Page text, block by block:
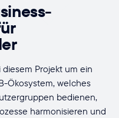
Projekt um ein
Ökosystem, welches
bedienen,
harmonisieren und